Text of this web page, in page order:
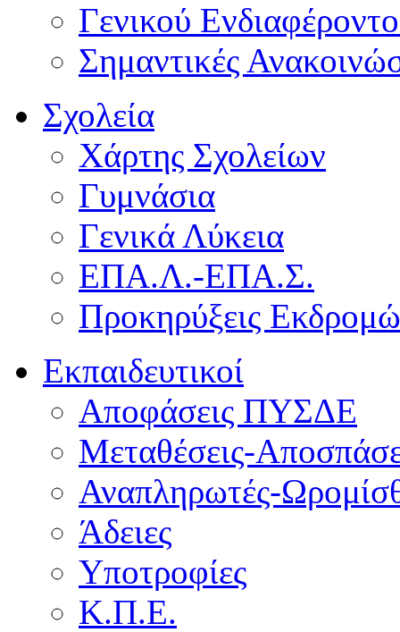
Γενικού
Σημαντικές
Σχολεία
Χάρτης Σχολείων
Γυμνάσια
Γενικά Λύκεια
ΕΠΑ.Λ.-ΕΠΑ.Σ.
Προκηρύξεις
Εκπαιδευτικοί
Αποφάσεις ΠΥΣΔΕ
Μεταθέσεις-
Αναπληρωτές-
Άδειες
Υποτροφίες
Κ.Π.Ε.